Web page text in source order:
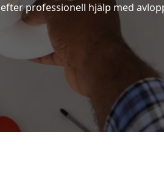
professionell hjälp med